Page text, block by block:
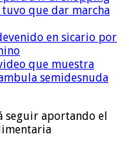
que dar marcha
en sicario por
que muestra
semidesnuda
seguir aportando el